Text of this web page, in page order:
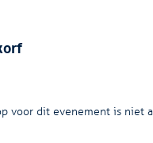
voor dit evenement is niet